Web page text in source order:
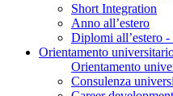
Short Integration
Anno all’estero
Diplomi all’estero
Orientamento
Orientamento
Consulenza